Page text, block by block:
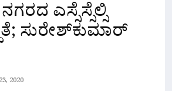
ಎಸ್ಸೆಸ್ಸೆಲ್ಸಿ
ಸುರೇಶ್‍ಕುಮಾರ್
2020